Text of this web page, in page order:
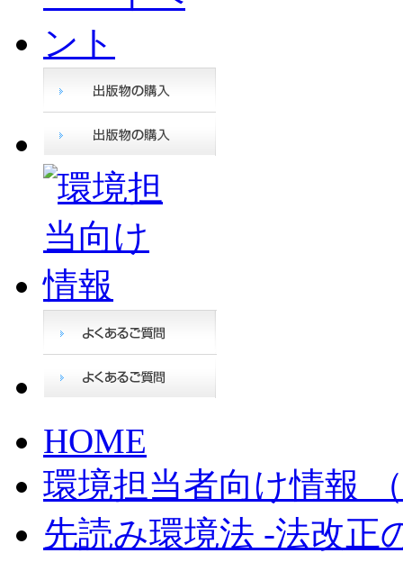
HOME
環境担当者向け情報
先読み環境法 -法改正